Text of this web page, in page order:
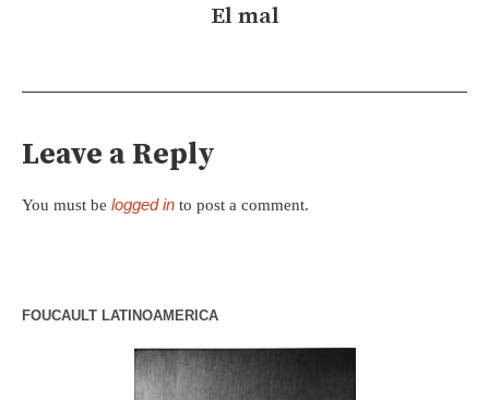
El mal
Leave a Reply
You must be logged in to post a comment.
FOUCAULT LATINOAMERICA